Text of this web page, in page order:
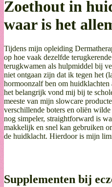
Zoethout in
waar is het
Tijdens mijn opleiding
op hoe vaak dezelfde
terugkwamen als hulpmiddel bij
niet ontgaan zijn dat ik tegen het
hormoonzalf ben om
het belangrijk vond mij bij te
meeste van mijn slowcare
verschillende boters en oliën
nog simpeler, straightforward is
makkelijk en snel kan gebruiken
de huidklacht. Hierdoor is mijn
Supplementen bij